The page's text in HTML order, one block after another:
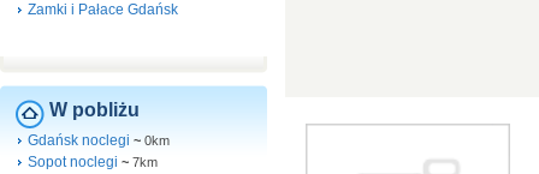
Zamki i Pałace Gdańsk
W pobliżu
Gdańsk noclegi ~ 0km
Sopot noclegi ~ 7km